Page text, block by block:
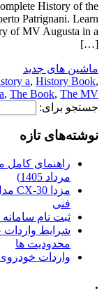
History of the
Patrignani. Learn
of MV Augusta in a
[…]
ماشین های جدید
a, History Book,
, The Book, The MV
جستجو برای:
نوشته‌های تازه
مرداد 1405)
فنی
ثبت نام
شرایط واردات
محدودیت ها
واردات
.